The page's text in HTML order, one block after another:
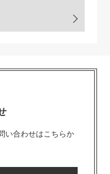
い合わせはこちらか